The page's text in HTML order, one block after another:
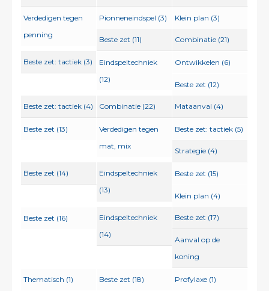
Verdedigen tegen
penning
Pionneneindspel (3) Klein plan (3)
Beste zet (11) Combinatie (21)
Beste zet: tactiek (3)
Eindspeltechniek
(12)
Ontwikkelen (6)
Beste zet (12)
Beste zet: tactiek (4) Combinatie (22) Mataanval (4)
Beste zet (13)
Verdedigen tegen
mat, mix
Beste zet: tactiek (5)
Strategie (4)
Beste zet (14)
Eindspeltechniek
(13)
Beste zet (15)
Klein plan (4)
Beste zet (16)
Eindspeltechniek
(14)
Beste zet (17)
Aanval op de
koning
Thematisch (1) Beste zet (18) Profylaxe (1)